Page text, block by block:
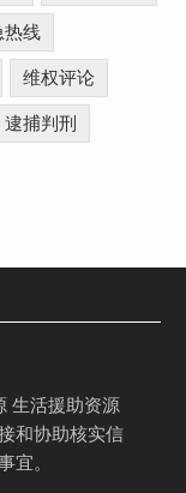
热线
维权评论
逮捕判刑
生活援助资源
和协助核实信
宜。